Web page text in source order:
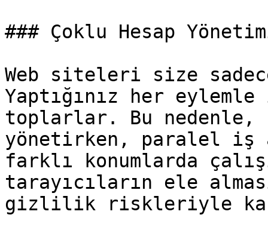
### Çoklu Hesap
Web siteleri size
Yaptığınız her
toplarlar. Bu
yönetirken, paralel iş
farklı konumlarda
tarayıcıların ele
gizlilik riskleriyle